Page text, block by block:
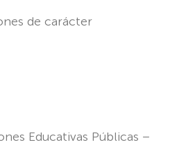
de carácter
Educativas Públicas –